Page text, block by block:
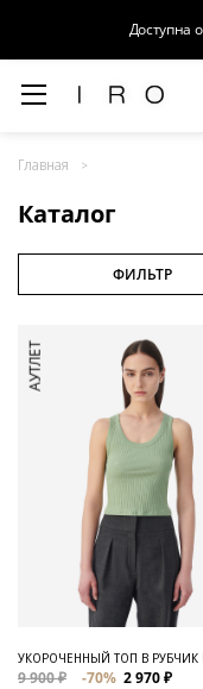
Доступна
Главная
Каталог
ФИЛЬТР
АУТЛЕТ
УКОРОЧЕННЫЙ ТОП В РУБЧИК
9 900 ₽ -70% 2 970 ₽